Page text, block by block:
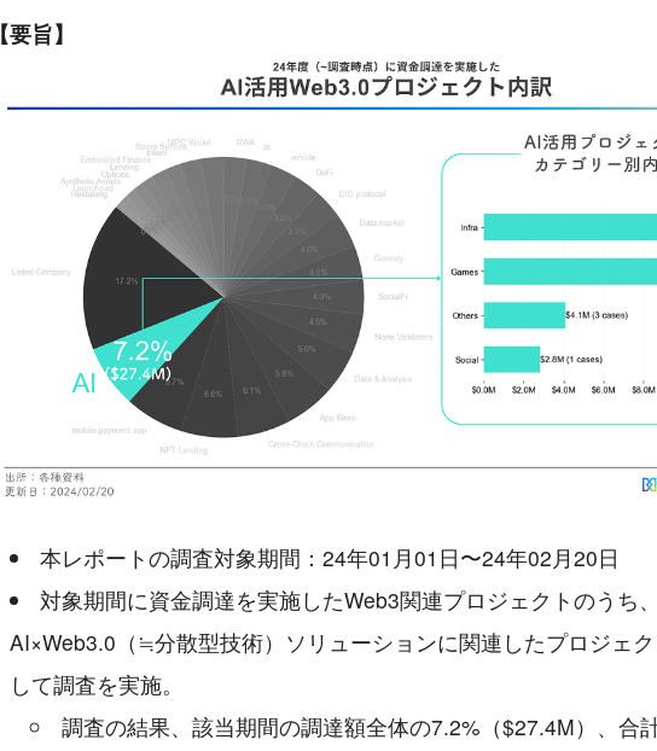
【要旨】
本レポートの調査対象期間：24年01月01日〜24年02月20日
対象期間に資金調達を実施したWeb3関連プロジェクトのうち
AI×Web3.0（≒分散型技術）ソリューションに関連したプロジェ
して調査を実施。
調査の結果、該当期間の調達額全体の7.2%（$27.4M）、合